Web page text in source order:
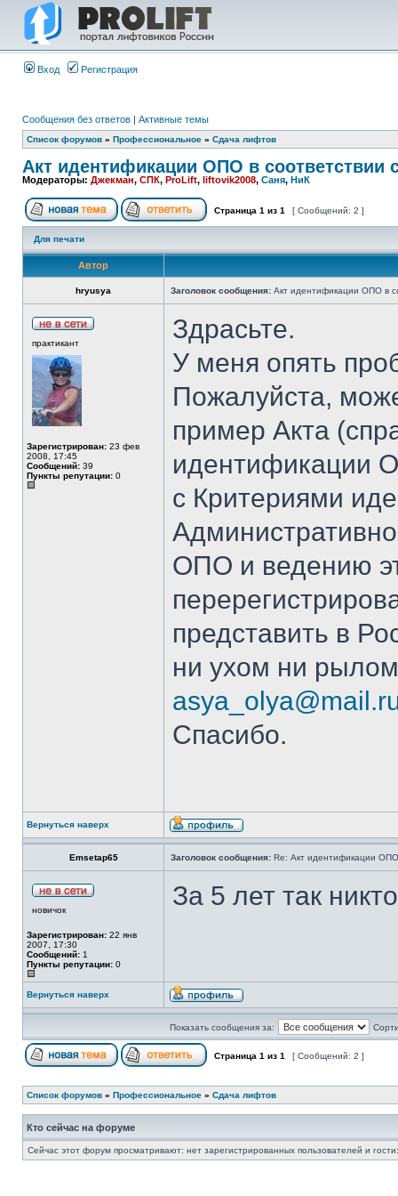
Вход Регистрация
Сообщения без ответов | Активные темы
Список форумов » Профессиональное » Сдача лифтов
Акт идентификации ОПО в соответствии
Модераторы: Джекман, СПК, ProLift, liftovik2008, Саня, НиК
Страница 1 из 1 [ Сообщений: 2 ]
Для печати
Автор
hryusya Заголовок сообщения: Акт идентификации ОПО в
практикант
Зарегистрирован: 23 фев
2008, 17:45
Сообщений: 39
Пункты репутации: 0
Здрасьте.
У меня опять
Пожалуйста,
пример Акта
идентификации
с Критериями
ОПО и ведению
представить в
ни ухом ни рылом
Спасибо.
Вернуться наверх
Emsetap65 Заголовок сообщения: Re: Акт идентификации
новичок
Зарегистрирован: 22 янв
2007, 17:30
Сообщений: 1
Пункты репутации: 0
За 5 лет так
Вернуться наверх
Показать сообщения за:
Страница 1 из 1 [ Сообщений: 2 ]
Список форумов » Профессиональное » Сдача лифтов
Кто сейчас на форуме
Сейчас этот форум просматривают: нет зарегистрированных пользователей и